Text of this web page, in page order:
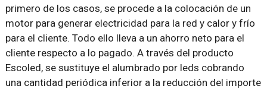
primero de los casos, se procede a la colocación de un
motor para generar electricidad para la red y calor y frío
para el cliente. Todo ello lleva a un ahorro neto para el
cliente respecto a lo pagado. A través del producto
Escoled, se sustituye el alumbrado por leds cobrando
una cantidad periódica inferior a la reducción del importe